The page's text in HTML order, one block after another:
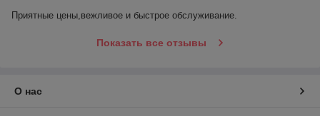
Приятные цены,вежливое и быстрое обслуживание.
Показать все отзывы
О нас